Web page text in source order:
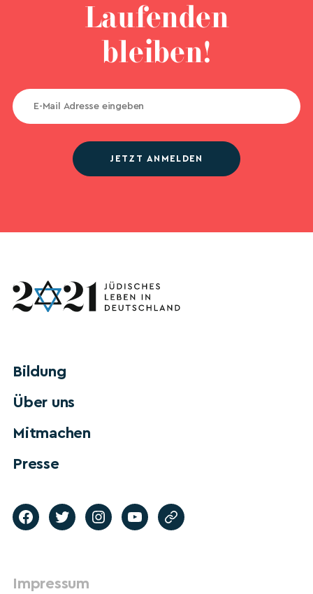
Laufenden
bleiben!
JETZT ANMELDEN
Bildung
Über uns
Mitmachen
Presse
Impressum